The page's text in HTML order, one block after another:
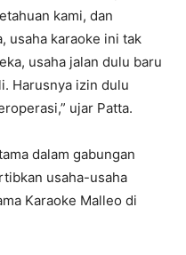
kami, dan
usaha karaoke ini tak
usaha jalan dulu baru
Harusnya izin dulu
ujar Patta.
dalam gabungan
usaha-usaha
Karaoke Malleo di